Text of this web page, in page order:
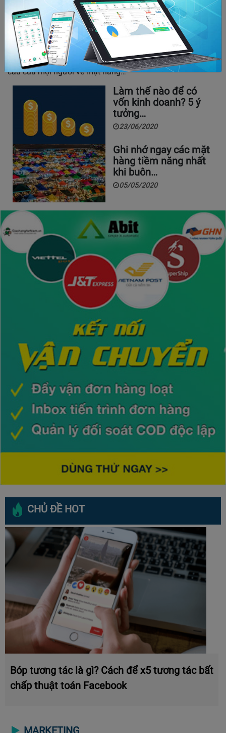
Những điều cần làm để có 1 ý tưởng kinh
doanh hoa tươi thành công
29/05/2020 6798
Hoa tươi là dòng sản phẩm không bao giờ lỗi thời bởi nhu
cầu của mọi người về mặt hàng…
Làm thế nào để có
vốn kinh doanh? 5 ý
tưởng…
23/06/2020
Ghi nhớ ngay các mặt
hàng tiềm năng nhất
khi buôn…
05/05/2020
CHỦ ĐỀ HOT
Bóp tương tác là gì? Cách để x5 tương tác bất
chấp thuật toán Facebook
MARKETING